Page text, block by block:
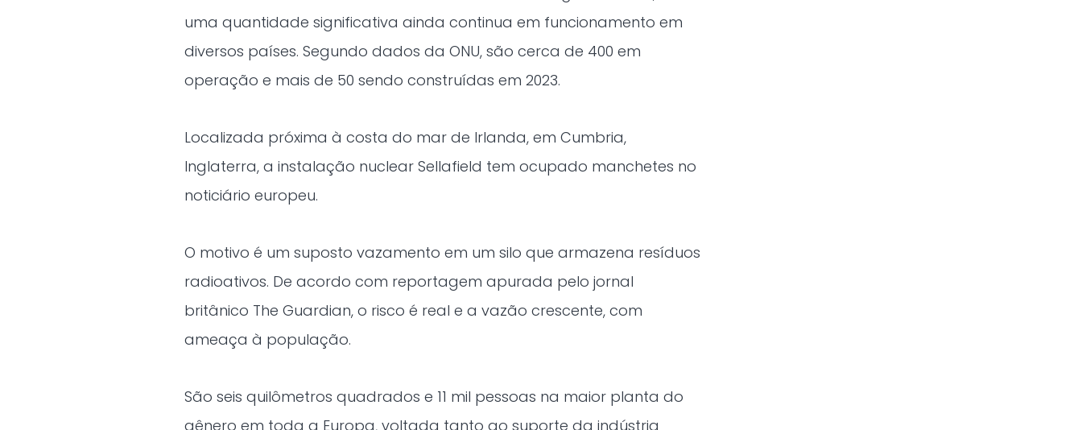
uma quantidade significativa ainda continua em funcionamento em
diversos países. Segundo dados da ONU, são cerca de 400 em
operação e mais de 50 sendo construídas em 2023.
Localizada próxima à costa do mar de Irlanda, em Cumbria,
Inglaterra, a instalação nuclear Sellafield tem ocupado manchetes no
noticiário europeu.
O motivo é um suposto vazamento em um silo que armazena resíduos
radioativos. De acordo com reportagem apurada pelo jornal
britânico The Guardian, o risco é real e a vazão crescente, com
ameaça à população.
São seis quilômetros quadrados e 11 mil pessoas na maior planta do
gênero em toda a Europa, voltada tanto ao suporte da indústria